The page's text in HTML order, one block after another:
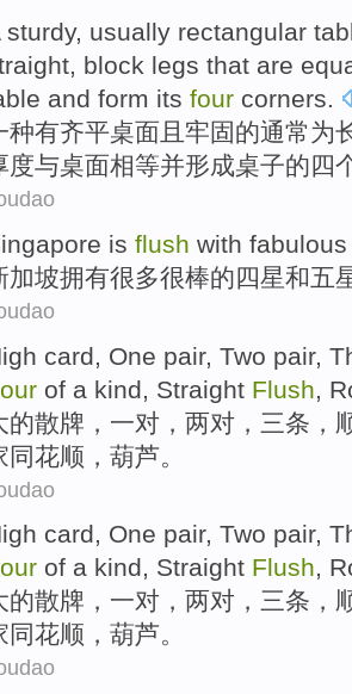
sturdy, usually rectangular
, block legs that are
and form its four corners.
种有齐平桌面 且 牢固的通常为
度与桌面相等并形成桌子的四
is flush with fabulous
加坡拥有很多很棒的四星和五
card , One pair, Two pair,
of a kind, Straight Flush
的散牌 ， 一对 ， 两对 ， 三条，
同花顺， 葫芦 。
card, One pair, Two pair,
of a kind, Straight Flush,
的散牌 ， 一对 ， 两对 ， 三条，
同花顺， 葫芦。